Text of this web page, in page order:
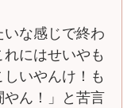
な感じで終わ
にはせいやも
いやんけ！も
やん！」と苦言